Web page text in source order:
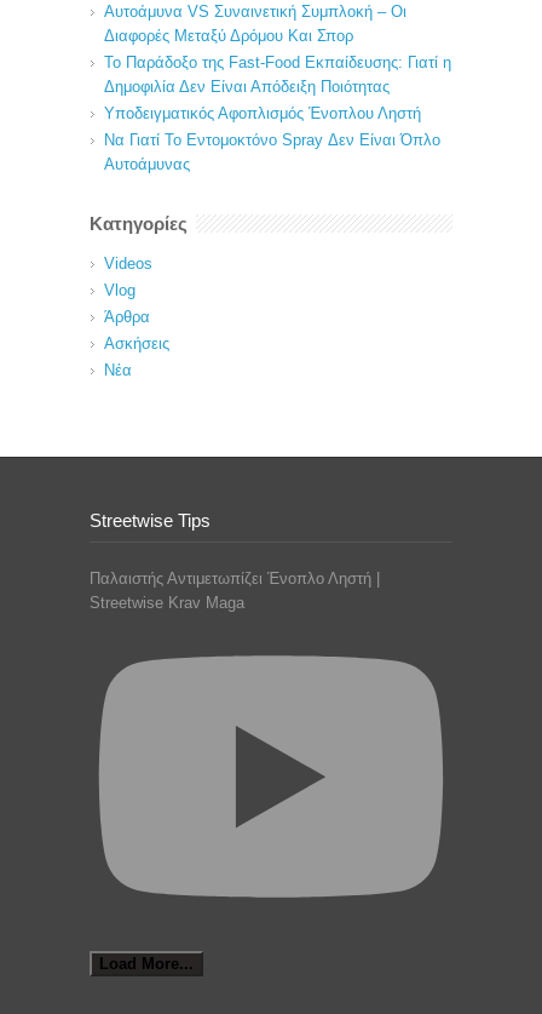
Αυτοάμυνα VS Συναινετική Συμπλοκή – Οι
Διαφορές Μεταξύ Δρόμου Και Σπορ
Το Παράδοξο της Fast-Food Εκπαίδευσης: Γιατί η
Δημοφιλία Δεν Είναι Απόδειξη Ποιότητας
Υποδειγματικός Αφοπλισμός Ένοπλου Ληστή
Να Γιατί Το Εντομοκτόνο Spray Δεν Είναι Όπλο
Αυτοάμυνας
Κατηγορίες
Videos
Vlog
Άρθρα
Ασκήσεις
Νέα
Streetwise Tips
Παλαιστής Αντιμετωπίζει Ένοπλο Ληστή |
Streetwise Krav Maga
Load More...